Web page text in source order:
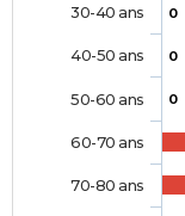
0
0
0
30-40 ans
40-50 ans
50-60 ans
60-70 ans
70-80 ans